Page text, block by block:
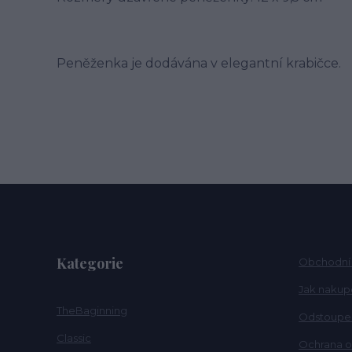
Peněženka je dodávána v elegantní krabičce.
Kategorie
TheBaginning
Classic
Jak
Ochrana